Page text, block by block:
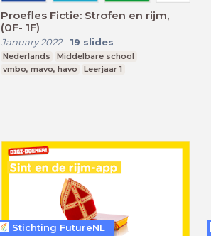
Proefles Fictie: Strofen en rijm,
(0F- 1F)
January 2022- 19 slides
Nederlands
Middelbare school
vmbo, mavo, havo
Leerjaar 1
Stichting FutureNL